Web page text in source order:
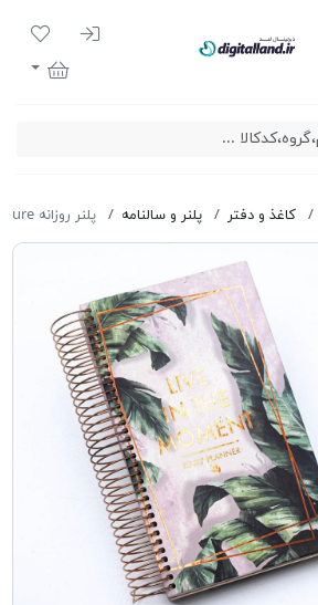
ورود به
لیست
سبد خرید
کاغذ و دفتر پلنر و سالنامه پلنر روزانه Rehoboam Nature